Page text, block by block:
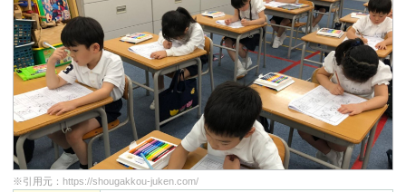
ながら、くぼたのうけんに通っていたこ
と自体も、親にとって良い思い出になっ
ています。「自分にできることを子ども
にやってあげた、自分の育児には悔いが
残らないな」と思うことができるのは大
きな結果ですね。
※引用元： https://shougakkou-juken.com/